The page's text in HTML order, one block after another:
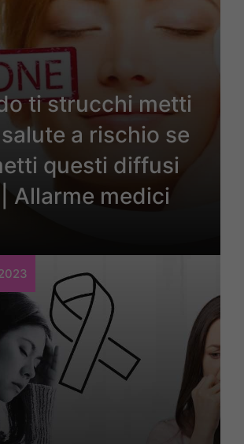
ti strucchi metti
a rischio se
questi diffusi
Allarme medici